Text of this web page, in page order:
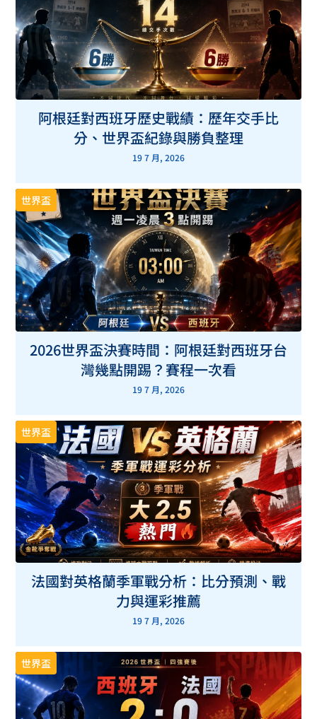
阿根廷對西班牙歷史戰績：歷年交手比
分、世界盃紀錄與勝負整理
19 7 月, 2026
世界盃
2026世界盃決賽時間：阿根廷對西班牙台
灣幾點開踢？賽程一次看
19 7 月, 2026
世界盃
法國對英格蘭季軍戰分析：比分預測、戰
力與運彩推薦
19 7 月, 2026
世界盃